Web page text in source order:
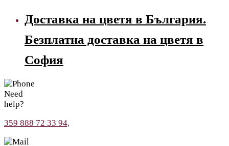
Доставка на цветя в България.
Безплатна доставка на цветя в
София
Need
help?
359 888 72 33 94,